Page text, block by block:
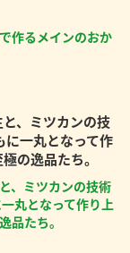
作るメインのおか
、ミツカンの技
に一丸となって作
の逸品たち。
、ミツカンの技術
丸となって作り上
品たち。